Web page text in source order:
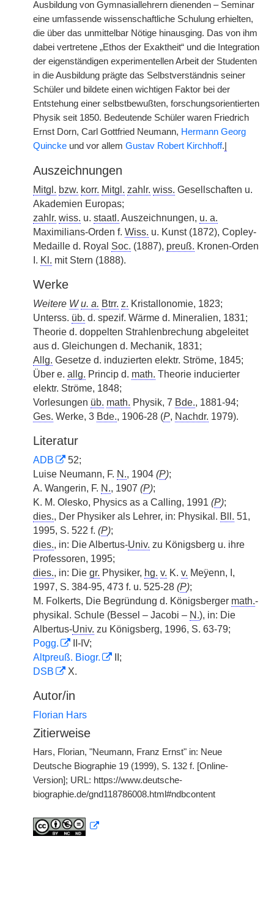
Ausbildung von Gymnasiallehrern dienenden – Seminar
eine umfassende wissenschaftliche Schulung erhielten,
die über das unmittelbar Nötige hinausging. Das von ihm
dabei vertretene „Ethos der Exaktheit“ und die Integration
der eigenständigen experimentellen Arbeit der Studenten
in die Ausbildung prägte das Selbstverständnis seiner
Schüler und bildete einen wichtigen Faktor bei der
Entstehung einer selbstbewußten, forschungsorientierten
Physik seit 1850. Bedeutende Schüler waren Friedrich
Ernst Dorn, Carl Gottfried Neumann, Hermann Georg
Quincke und vor allem Gustav Robert Kirchhoff.
Auszeichnungen
Mitgl. bzw. korr. Mitgl. zahlr. wiss. Gesellschaften u.
Akademien Europas;
zahlr. wiss. u. staatl. Auszeichnungen, u. a.
Maximilians-Orden f. Wiss. u. Kunst (1872), Copley-
Medaille d. Royal Soc. (1887), preuß. Kronen-Orden
I. Kl. mit Stern (1888).
Werke
Weitere W u. a. Btrr. z. Kristallonomie, 1823;
Unterss. üb. d. spezif. Wärme d. Mineralien, 1831;
Theorie d. doppelten Strahlenbrechung abgeleitet
aus d. Gleichungen d. Mechanik, 1831;
Allg. Gesetze d. induzierten elektr. Ströme, 1845;
Über e. allg. Princip d. math. Theorie inducierter
elektr. Ströme, 1848;
Vorlesungen üb. math. Physik, 7 Bde., 1881-94;
Ges. Werke, 3 Bde., 1906-28 (P, Nachdr. 1979).
Literatur
ADB
52;
Luise Neumann, F. N., 1904 (P);
A. Wangerin, F. N., 1907 (P);
K. M. Olesko, Physics as a Calling, 1991 (P);
dies., Der Physiker als Lehrer, in: Physikal. Bll. 51,
1995, S. 522 f. (P);
dies., in: Die Albertus-Univ. zu Königsberg u. ihre
Professoren, 1995;
dies., in: Die gr. Physiker, hg. v. K. v. Meÿenn, I,
1997, S. 384-95, 473 f. u. 525-28 (P);
M. Folkerts, Die Begründung d. Königsberger math.-
physikal. Schule (Bessel – Jacobi – N.), in: Die
Albertus-Univ. zu Königsberg, 1996, S. 63-79;
Pogg.
II-IV;
Altpreuß. Biogr.
II;
DSB
X.
Autor/in
Florian Hars
Zitierweise
Hars, Florian, "Neumann, Franz Ernst" in: Neue
Deutsche Biographie 19 (1999), S. 132 f. [Online-
Version]; URL: https://www.deutsche-
biographie.de/gnd118786008.html#ndbcontent